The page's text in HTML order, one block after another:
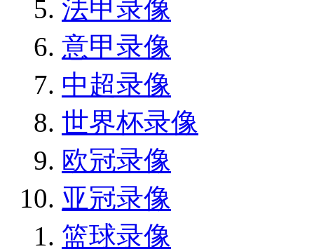
法甲录像
意甲录像
中超录像
世界杯录像
欧冠录像
亚冠录像
篮球录像